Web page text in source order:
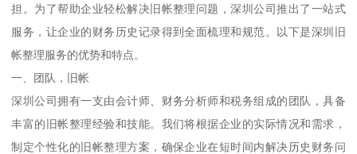
担。为了帮助企业轻松解决旧帐整理问题，深圳公司推出了一站式
服务，让企业的财务历史记录得到全面梳理和规范。以下是深圳旧
帐整理服务的优势和特点。
一、团队，旧帐
深圳公司拥有一支由会计师、财务分析师和税务组成的团队，具备
丰富的旧帐整理经验和技能。我们将根据企业的实际情况和需求，
制定个性化的旧帐整理方案，确保企业在短时间内解决历史财务问